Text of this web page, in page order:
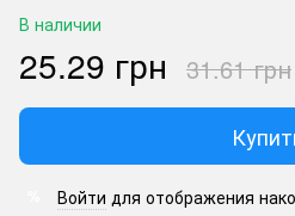
В наличии
25.29 грн 31.61 грн
Войти для отображения